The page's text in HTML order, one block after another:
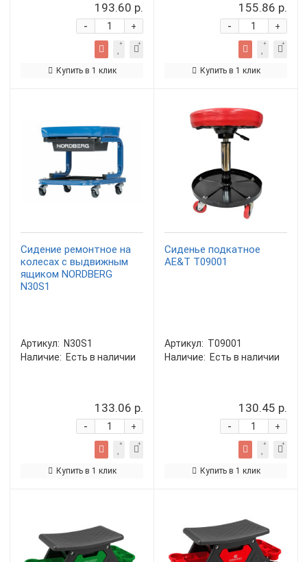
193.60 р.
+
-
Купить в 1 клик
155.86 р.
+
-
Купить в 1 клик
Сидение ремонтное на
колесах с выдвижным
ящиком NORDBERG
N30S1
Артикул: N30S1
Наличие: Есть в наличии
133.06 р.
+
-
Купить в 1 клик
Сиденье подкатное
AE&T T09001
Артикул: T09001
Наличие: Есть в наличии
130.45 р.
+
-
Купить в 1 клик